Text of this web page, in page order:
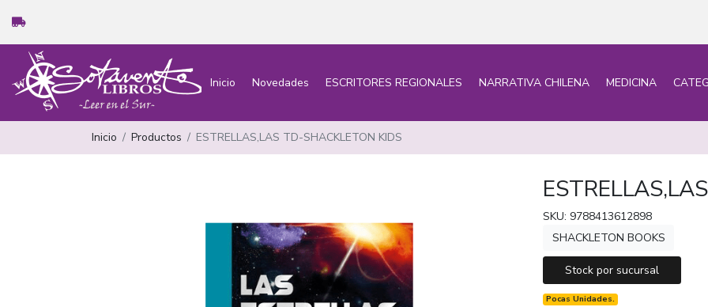
Inicio Novedades ESCRITORES REGIONALES NARRATIVA CHILENA MEDICINA
Inicio Productos ESTRELLAS,LAS TD-SHACKLETON KIDS
SKU: 9788413612898
SHACKLETON BOOKS
Stock por sucursal
Pocas Unidades.